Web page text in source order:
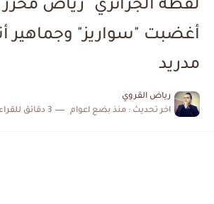
كابتن مانشستر يونايتد
لقطة الجزائري "رياض محرز"
أغضبت "سواريز" وجماهير
مدريد
رياض القروي
اخر تحديث : منذ بضع اعوام 3 دقائق للقراءة